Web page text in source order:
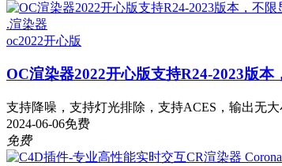
.渲染器
oc2022开心版
OC渲染器2022开心版支持R24-2023版
支持降噪，支持灯光排除，支持ACES，输出无大
2024-06-06免费
免费